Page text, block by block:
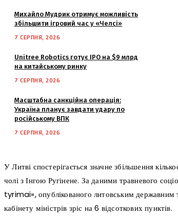
Михайло Мудрик отримує можливість
збільшити ігровий час у «Челсі»
7 СЕРПНЯ, 2026
Unitree Robotics готує IPO на $9 млрд
на китайському ринку
7 СЕРПНЯ, 2026
Масштабна санкційна операція:
Україна планує завдати удару по
російському ВПК
7 СЕРПНЯ, 2026
У Литві спостерігається значне збільшення
чолі з Інгою Ругінене. За даними травневого
tyrimai», опублікованого литовським державним
кабінету міністрів зріс на 6 відсоткових пунктів.